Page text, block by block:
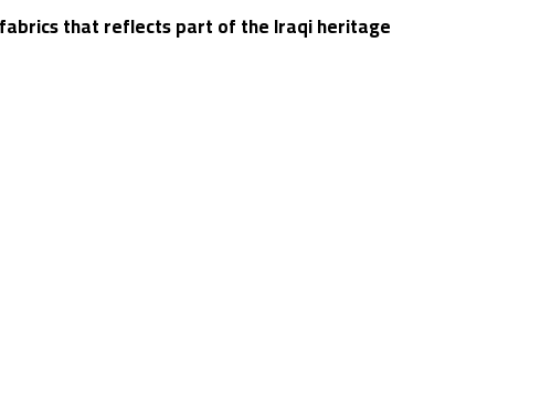
that reflects part of the Iraqi heritage